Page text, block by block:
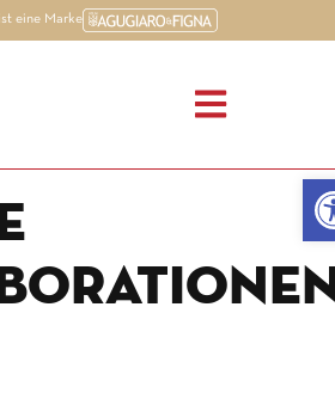
eine Marke